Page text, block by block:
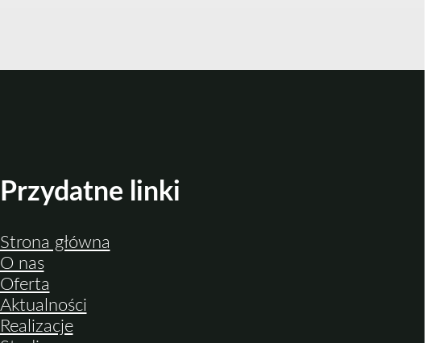
Przydatne linki
Strona główna
O nas
Oferta
Aktualności
Realizacje